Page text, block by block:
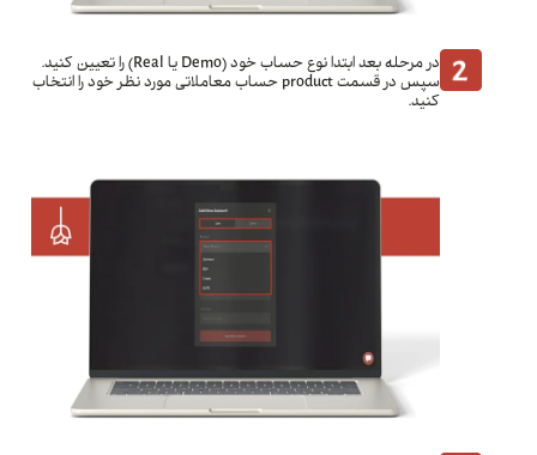
در مرحله بعد ابتدا نوع حساب خود (Demo یا Real) را تعیین کنید.
سپس در قسمت product حساب معاملاتی مورد نظر خود را انتخاب
کنید.